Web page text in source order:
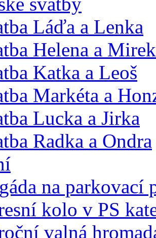
Láďa a Lenka
Helena a Mirek
Katka a Leoš
Markéta a
Lucka a Jirka
Radka a Ondra
na parkovací
kolo v PS
valná